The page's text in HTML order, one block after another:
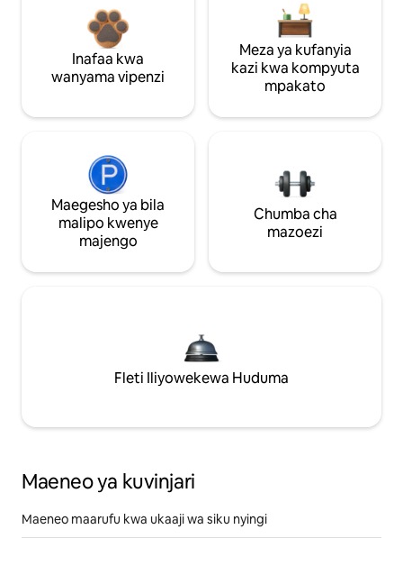
Inafaa kwa
wanyama vipenzi
Meza ya kufanyia
kazi kwa kompyuta
mpakato
Maegesho ya bila
malipo kwenye
majengo
Chumba cha
mazoezi
Fleti Iliyowekewa Huduma
Maeneo ya kuvinjari
Maeneo maarufu kwa ukaaji wa siku nyingi